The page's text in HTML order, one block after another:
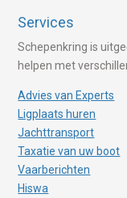
Services
Schepenkring is
helpen met
Advies van Experts
Ligplaats huren
Jachttransport
Taxatie van uw boot
Vaarberichten
Hiswa